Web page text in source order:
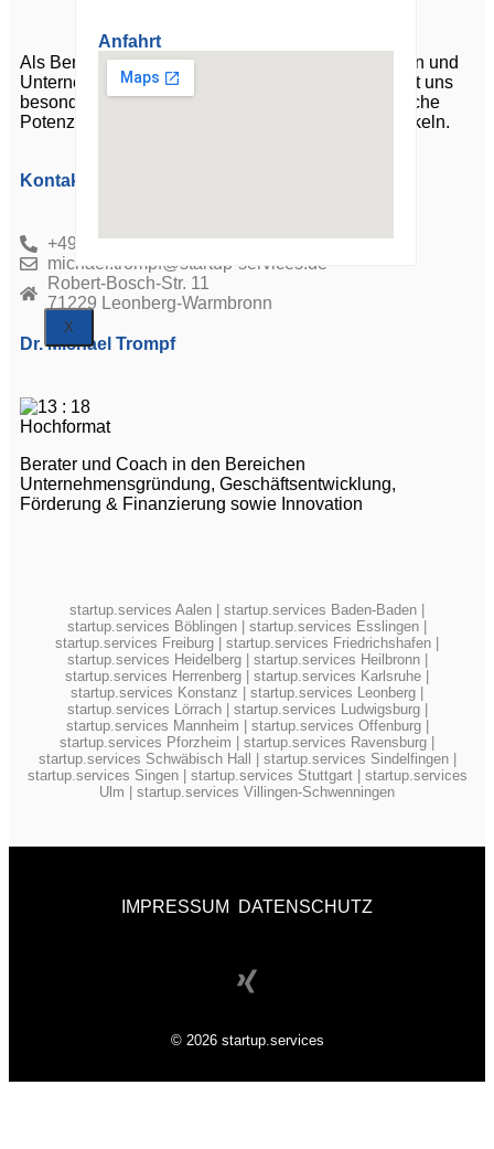
Anfahrt
X
Als Beratungsunternehmen begleiten wir Menschen und
Unternehmen in Veränderungsprozessen. Dabei ist uns
besonders wichtig, persönliche wie unternehmerische
Potenziale zu entdecken, zu fördern und zu entwickeln.
Kontakt
+49 (0) 7152 566 89 60
michael.trompf@startup-services.de
Robert-Bosch-Str. 11
71229 Leonberg-Warmbronn
Dr. Michael Trompf
Berater und Coach in den Bereichen
Unternehmensgründung, Geschäftsentwicklung,
Förderung & Finanzierung sowie Innovation
startup.services Aalen | startup.services Baden-Baden |
startup.services Böblingen | startup.services Esslingen |
startup.services Freiburg | startup.services Friedrichshafen |
startup.services Heidelberg| startup.services Heilbronn|
startup.services Herrenberg | startup.services Karlsruhe |
startup.services Konstanz | startup.services Leonberg |
startup.services Lörrach| startup.services Ludwigsburg|
startup.services Mannheim | startup.services Offenburg|
startup.services Pforzheim | startup.services Ravensburg |
startup.services Schwäbisch Hall | startup.services Sindelfingen|
startup.services Singen| startup.services Stuttgart| startup.services
Ulm | startup.services Villingen-Schwenningen
IMPRESSUM DATENSCHUTZ
© 2026 startup.services